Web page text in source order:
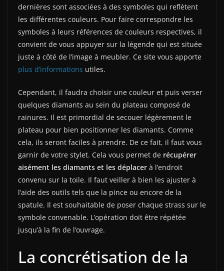
dernières sont associées à des symboles qui reflètent
les différentes couleurs. Pour faire correspondre les
symboles à leurs références de couleurs respectives, il
convient de vous appuyer sur la légende qui est située
juste à côté de l’image à meubler. Ce site vous apporte
plus d’informations utiles.
Cependant, il faudra choisir une couleur et puis verser
quelques diamants au sein du plateau composé de
rainures. Il est primordial de secouer légèrement le
plateau pour bien positionner les diamants. Comme
cela, ils seront faciles à prendre. De ce fait, il faut vous
garnir de votre stylet. Cela vous permet de récupérer
aisément les diamants et les déplacer à l’endroit
convenu sur la toile. Il faut veiller à bien les ajuster à
l’aide des outils tels que la pince ou encore de la
spatule. Il est souhaitable de poser chaque strass sur le
symbole convenable. L’opération doit être répétée
jusqu’à la fin de l’ouvrage.
La concrétisation de la